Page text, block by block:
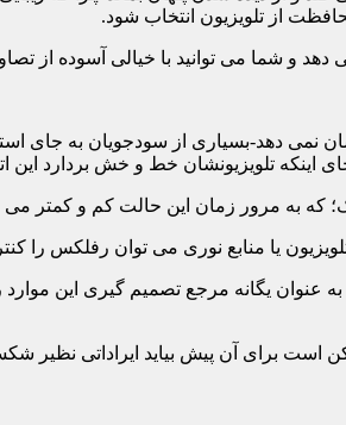
از تلویزیون انتخاب شود.
بسیاری از سودجویان به جای
تلویزیونشان خط و خش بردارد این
یگانه مرجع تصمیم گیری این موارد
برای آن پیش بیاید ایراداتی نظیر